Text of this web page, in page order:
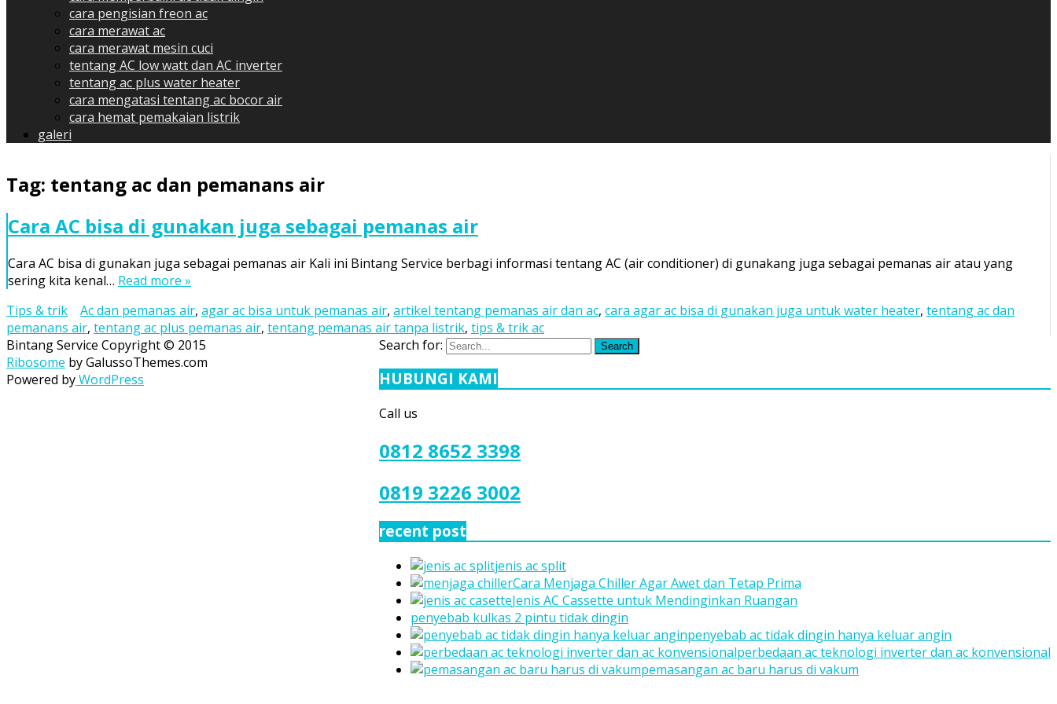
cara pengisian freon ac
cara merawat ac
cara merawat mesin cuci
tentang AC low watt dan AC inverter
tentang ac plus water heater
cara mengatasi tentang ac bocor air
cara hemat pemakaian listrik
galeri
Tag: tentang ac dan pemanans air
Cara AC bisa di gunakan juga sebagai pemanas air
Cara AC bisa di gunakan juga sebagai pemanas air Kali ini Bintang Service berbagi informasi tentang AC (air conditioner) di gunakang juga sebagai pemanas air atau yang
sering kita kenal… Read more »
Tips & trik
Ac dan pemanas air, agar ac bisa untuk pemanas air, artikel tentang pemanas air dan ac, cara agar ac bisa di gunakan juga untuk water heater, tentang ac dan
pemanans air, tentang ac plus pemanas air, tentang pemanas air tanpa listrik, tips & trik ac
Search for:
Search
HUBUNGI KAMI
Call us
0812 8652 3398
0819 3226 3002
recent post
jenis ac split
Cara Menjaga Chiller Agar Awet dan Tetap Prima
Jenis AC Cassette untuk Mendinginkan Ruangan
penyebab kulkas 2 pintu tidak dingin
penyebab ac tidak dingin hanya keluar angin
perbedaan ac teknologi inverter dan ac konvensional
pemasangan ac baru harus di vakum
Bintang Service Copyright © 2015
Ribosome by GalussoThemes.com
Powered byWordPress